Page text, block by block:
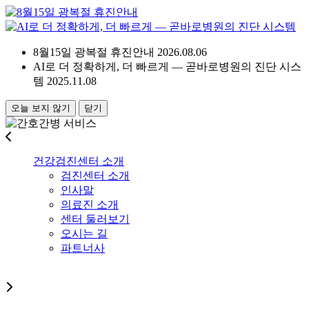
8월15일 광복절 휴진안내 2026.08.06
AI로 더 정확하게, 더 빠르게 — 곧바로병원의 진단 시스
템 2025.11.08
오늘 보지 않기 닫기
건강검진센터 소개
검진센터 소개
인사말
의료진 소개
센터 둘러보기
오시는 길
파트너사